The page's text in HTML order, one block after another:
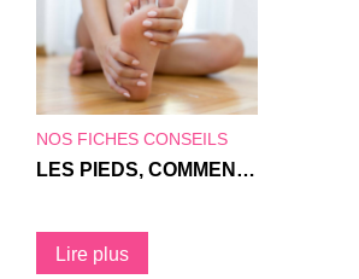
NOS FICHES CONSEILS
LES PIEDS, COMMENT EN PRENDRE SOIN AU QUOTIDIEN
Lire plus